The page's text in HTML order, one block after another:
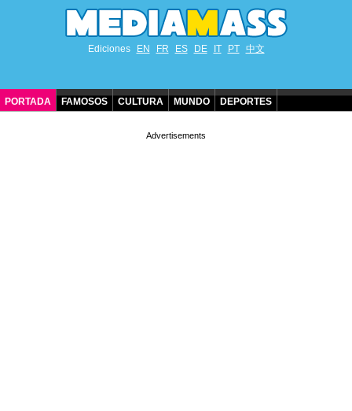
Ediciones EN FR ES DE IT PT 中文
PORTADA FAMOSOS CULTURA MUNDO DEPORTES